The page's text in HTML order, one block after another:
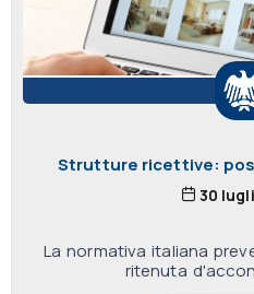
Strutture ricettive:
30
La normativa italiana
ritenuta